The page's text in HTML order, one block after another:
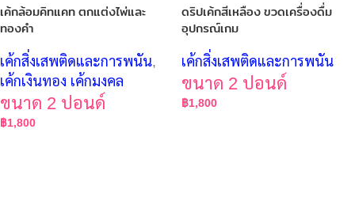
เค้กล้อมคิทแคท ตกแต่งไพ่และ
ทองคำ
เค้กสิ่งเสพติดและการพนัน,
เค้กเงินทอง เค้กมงคล
ขนาด 2 ปอนด์
฿1,800
ดริปเค้กสีเหลือง ขวดเครื่องดื่ม
อุปกรณ์เกม
เค้กสิ่งเสพติดและการพนัน
ขนาด 2 ปอนด์
฿1,800